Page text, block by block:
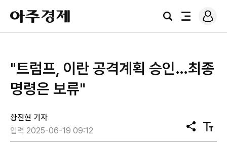
아
주
경
검
전
로
그
"트럼프, 이란 공격계획 승인…최종
명령은 보류"
황진현 기자
입력 2025-06-19 09:12
공
유
텍
스